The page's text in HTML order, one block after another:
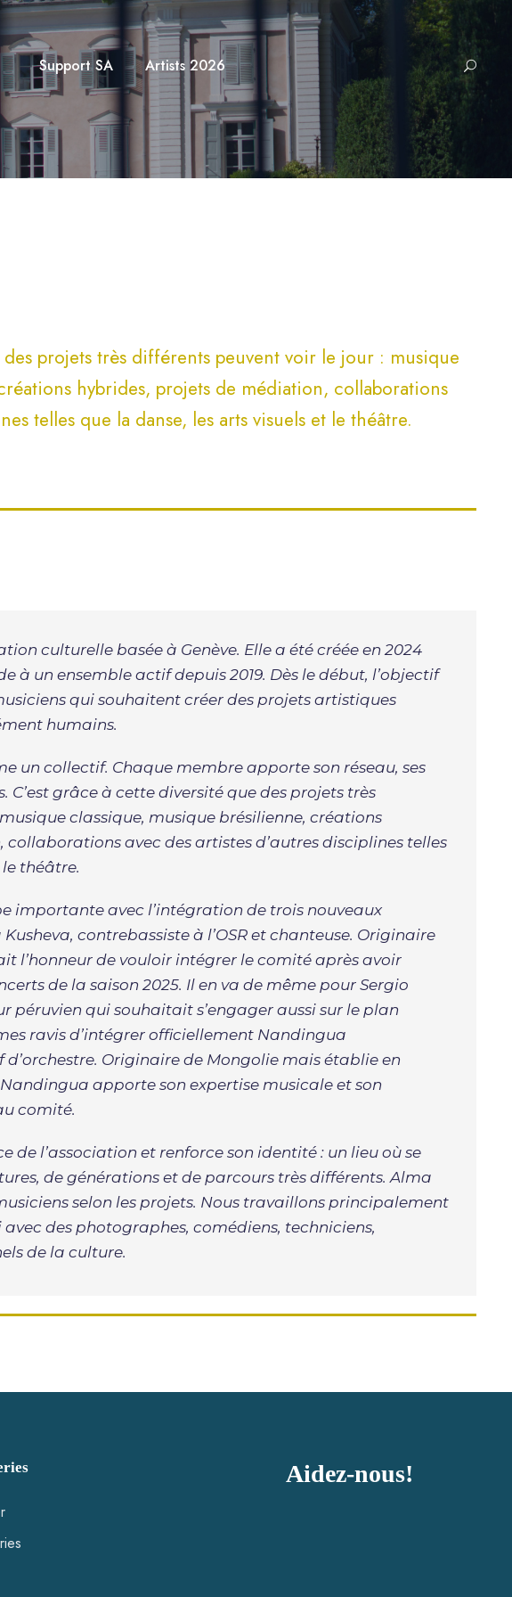
Support SA Artists 2026
projets très différents peuvent voir le jour : musique
hybrides, projets de médiation, collaborations
telles que la danse, les arts visuels et le théâtre.
culturelle basée à Genève. Elle a été créée en 2024
à un ensemble actif depuis 2019. Dès le début, l’objectif
qui souhaitent créer des projets artistiques
humains.
un collectif. Chaque membre apporte son réseau, ses
C’est grâce à cette diversité que des projets très
classique, musique brésilienne, créations
avec des artistes d’autres disciplines telles
théâtre.
importante avec l’intégration de trois nouveaux
contrebassiste à l’OSR et chanteuse. Originaire
l’honneur de vouloir intégrer le comité après avoir
de la saison 2025. Il en va de même pour Sergio
péruvien qui souhaitait s’engager aussi sur le plan
ravis d’intégrer officiellement Nandingua
Originaire de Mongolie mais établie en
apporte son expertise musicale et son
comité.
de l’association et renforce son identité : un lieu où se
de générations et de parcours très différents. Alma
selon les projets. Nous travaillons principalement
des photographes, comédiens, techniciens,
de la culture.
Aidez-nous!